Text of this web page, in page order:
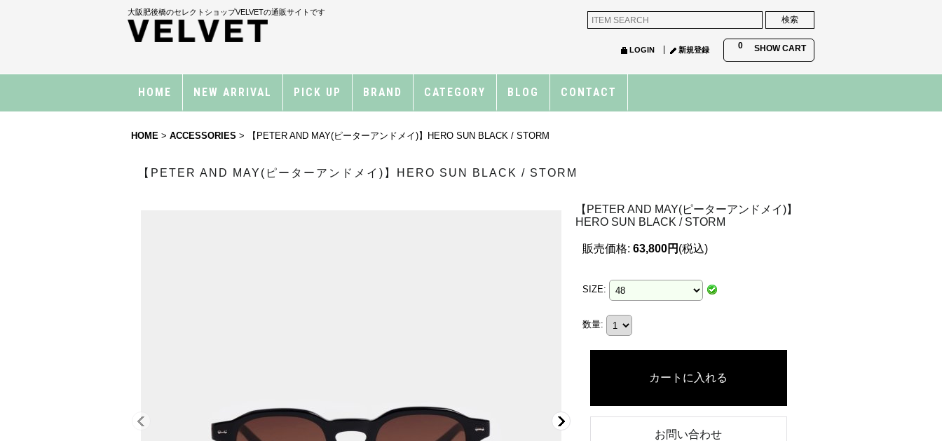
大阪肥後橋のセレクトショップVELVETの通販サイトです
0 SHOW CART
LOGIN 新規登録
HOME NEW ARRIVAL PICK UP BRAND CATEGORY BLOG CONTACT
HOME > ACCESSORIES > 【PETER AND MAY(ピーターアンドメイ)】HERO SUN BLACK / STORM
【PETER AND MAY(ピーターアンドメイ)】HERO SUN BLACK / STORM
【PETER AND MAY(ピーターアンドメイ)】
HERO SUN BLACK / STORM
販売価格: 63,800円 (税込)
SIZE:
数量:
お問い合わせ